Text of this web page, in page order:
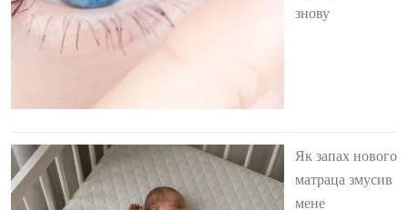
знову
Як запах нового
матраца змусив
мене